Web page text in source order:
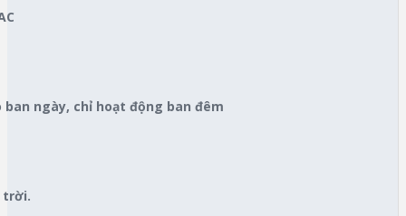
ngày, chỉ hoạt động ban đêm
trời.